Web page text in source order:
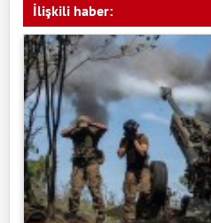
İlişkili haber: